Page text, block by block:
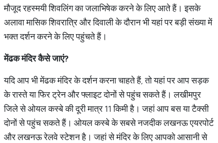
मौजूद रहस्मयी शिवलिंग का जलाभिषेक करने के लिए आते हैं। इसके
अलावा मासिक शिवरात्रि और दिवाली के दौरान भी यहां पर बड़ी संख्या में
भक्त दर्शन करने के लिए पहुंचते हैं।
मेंढकमंदिरकैसेजाएं?
यदि आप भी मेंढक मंदिर के दर्शन करना चाहते हैं, तो यहां पर आप सड़क
के रास्ते या फिर ट्रेन और फ्लाइट दोनों से पहुंच सकते हैं। लखीमपुर
जिले से ओयल कस्बे की दूरी मात्र 11 किमी है। जहां आप बस या टैक्सी
दोनों से पहुंच सकते हैं। ओयल कस्बे के सबसे नजदीक लखनऊ एयरपोर्ट
और लखनऊ रेलवे स्टेशन है। जहां से मंदिर के लिए आपको आसानी से